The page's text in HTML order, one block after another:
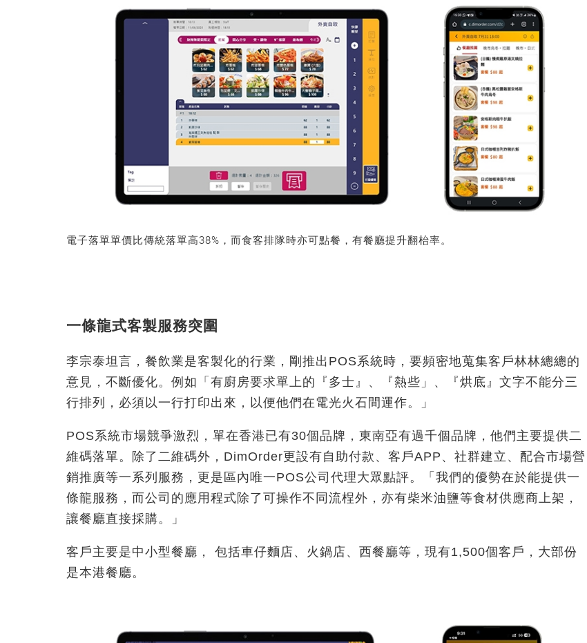
電子落單單價比傳統落單高38%，而食客排隊時亦可點餐，有餐廳提升翻枱率。
一條龍式客製服務突圍
李宗泰坦言，餐飲業是客製化的行業，剛推出POS系統時，要頻密地蒐集客戶林林總總的
意見，不斷優化。例如「有廚房要求單上的『多士』、『熱些」、『烘底』文字不能分三
行排列，必須以一行打印出來，以便他們在電光火石間運作。」
POS系統市場競爭激烈，單在香港已有30個品牌，東南亞有過千個品牌，他們主要提供二
維碼落單。除了二維碼外，DimOrder更設有自助付款、客戶APP、社群建立、配合市場營
銷推廣等一系列服務，更是區內唯一POS公司代理大眾點評。「我們的優勢在於能提供一
條龍服務，而公司的應用程式除了可操作不同流桯外，亦有柴米油鹽等食材供應商上架，
讓餐廳直接採購。」
客戶主要是中小型餐廳， 包括車仔麵店、火鍋店、西餐廳等，現有1,500個客戶，大部份
是本港餐廳。